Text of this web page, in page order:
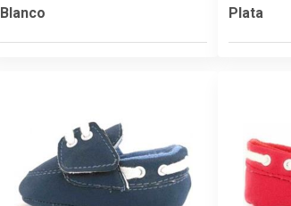
Blanco
Plata